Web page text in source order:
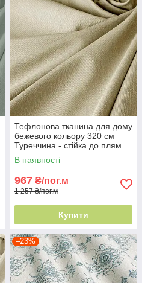
Тефлонова тканина для дому
бежевого кольору 320 см
Туреччина - стійка до плям
В наявності
967 ₴/пог.м
1 257 ₴/пог.м
Купити
–23%